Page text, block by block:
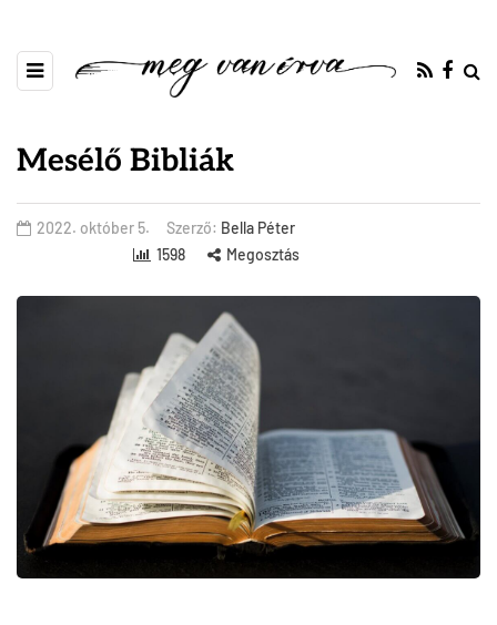
Mesélő Bibliák
2022. október 5. Szerző: Bella Péter
1598
Megosztás